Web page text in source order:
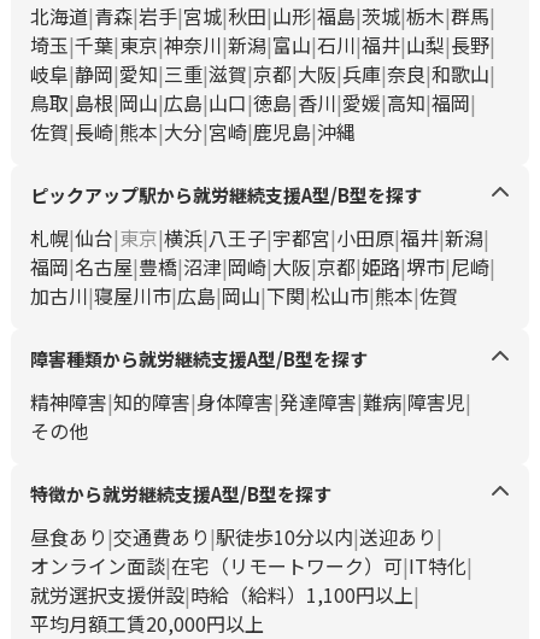
北海道 青森 岩手 宮城 秋田 山形 福島 茨城 栃木 群馬
埼玉 千葉 東京 神奈川 新潟 富山 石川 福井 山梨 長野
岐阜 静岡 愛知 三重 滋賀 京都 大阪 兵庫 奈良 和歌山
鳥取 島根 岡山 広島 山口 徳島 香川 愛媛 高知 福岡
佐賀 長崎 熊本 大分 宮崎 鹿児島 沖縄
ピックアップ駅から就労継続支援A型/B型を探す
札幌 仙台 東京 横浜 八王子 宇都宮 小田原 福井 新潟
福岡 名古屋 豊橋 沼津 岡崎 大阪 京都 姫路 堺市 尼崎
加古川 寝屋川市 広島 岡山 下関 松山市 熊本 佐賀
障害種類から就労継続支援A型/B型を探す
精神障害 知的障害 身体障害 発達障害 難病 障害児
その他
特徴から就労継続支援A型/B型を探す
昼食あり 交通費あり 駅徒歩10分以内 送迎あり
オンライン面談 在宅（リモートワーク）可 IT特化
就労選択支援併設 時給（給料）1,100円以上
平均月額工賃20,000円以上